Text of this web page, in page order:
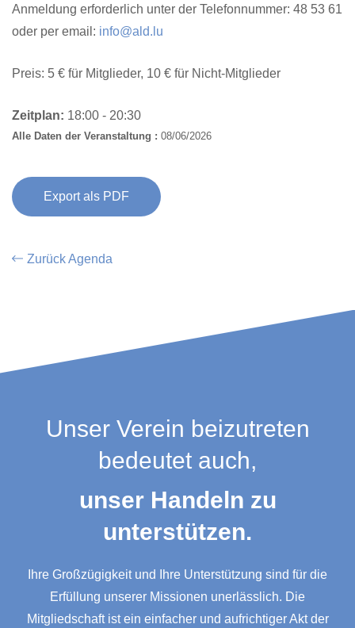
Anmeldung erforderlich unter der Telefonnummer: 48 53 61
oder per email: info@ald.lu
Preis: 5 € für Mitglieder, 10 € für Nicht-Mitglieder
Zeitplan: 18:00 - 20:30
Alle Daten der Veranstaltung : 08/06/2026
Export als PDF
Zurück Agenda
Unser Verein beizutreten
bedeutet auch,
unser Handeln zu
unterstützen.
Ihre Großzügigkeit und Ihre Unterstützung sind für die
Erfüllung unserer Missionen unerlässlich. Die
Mitgliedschaft ist ein einfacher und aufrichtiger Akt der